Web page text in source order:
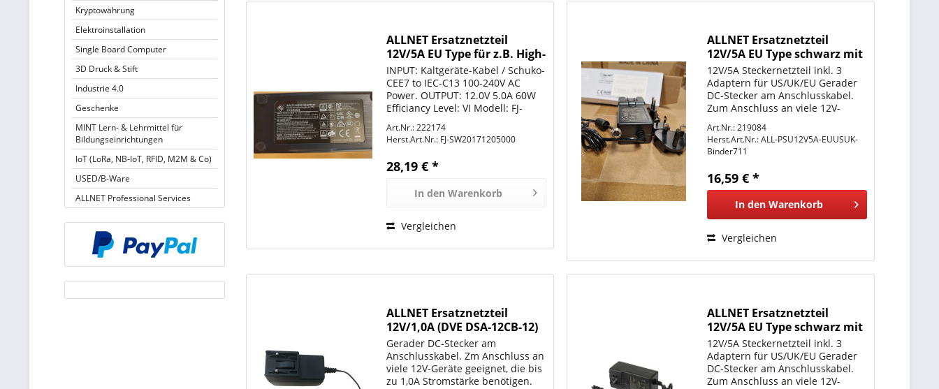
Kryptowährung
Elektroinstallation
Single Board Computer
3D Druck & Stift
Industrie 4.0
Geschenke
MINT Lern- & Lehrmittel für
Bildungseinrichtungen
IoT (LoRa, NB-IoT, RFID, M2M & Co)
USED/B-Ware
ALLNET Professional Services
ALLNET Ersatznetzteil
12V/5A EU Type für z.B. High-
Performance-Tablets
INPUT: Kaltgeräte-Kabel / Schuko-
CEE7 to IEC-C13 100-240V AC
Power. OUTPUT: 12.0V 5.0A 60W
Efficiancy Level: VI Modell: FJ-
Art.Nr.: 222174
Herst.Art.Nr.: FJ-SW20171205000
28,19 € *
In den Warenkorb
Vergleichen
ALLNET Ersatznetzteil
12V/5A EU Type schwarz mit
Adapter EU, US, UK HTT mit
Binder 711 M9
12V/5A Steckernetzteil inkl. 3
Adaptern für US/UK/EU Gerader
DC-Stecker am Anschlusskabel.
Zum Anschluss an viele 12V-
Stromstärke benötigen. Binder
Stecker 711 M9 3-polig 4.0A
Kabellänge 2m, Inkl. Adapter...
Art.Nr.: 219084
Herst.Art.Nr.:ALL-PSU12V5A-EUUSUK-
Binder711
16,59 € *
In den Warenkorb
Vergleichen
ALLNET Ersatznetzteil
12V/1,0A (DVE DSA-12CB-12)
UK & EU Adapter
Gerader DC-Stecker am
Anschlusskabel. Zm Anschluss an
viele 12V-Geräte geeignet, die bis
zu 1,0A Stromstärke benötigen.
ALLNET Ersatznetzteil
12V/5A EU Type schwarz mit
Adapter EU, US, UK
12V/5A Steckernetzteil inkl. 3
Adaptern für US/UK/EU Gerader
DC-Stecker am Anschlusskabel.
Zum Anschluss an viele 12V-